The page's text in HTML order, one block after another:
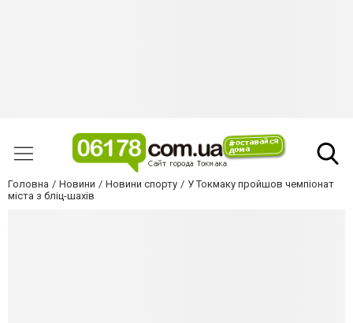
Головна Новини Новини спорту
У Токмаку пройшов чемпіонат
міста з бліц-шахів